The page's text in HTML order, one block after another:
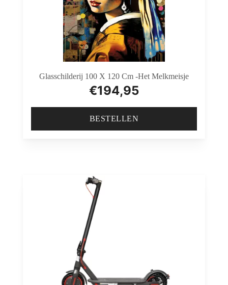
Glasschilderij 100 X 120 Cm -Het Melkmeisje
€194,95
BESTELLEN